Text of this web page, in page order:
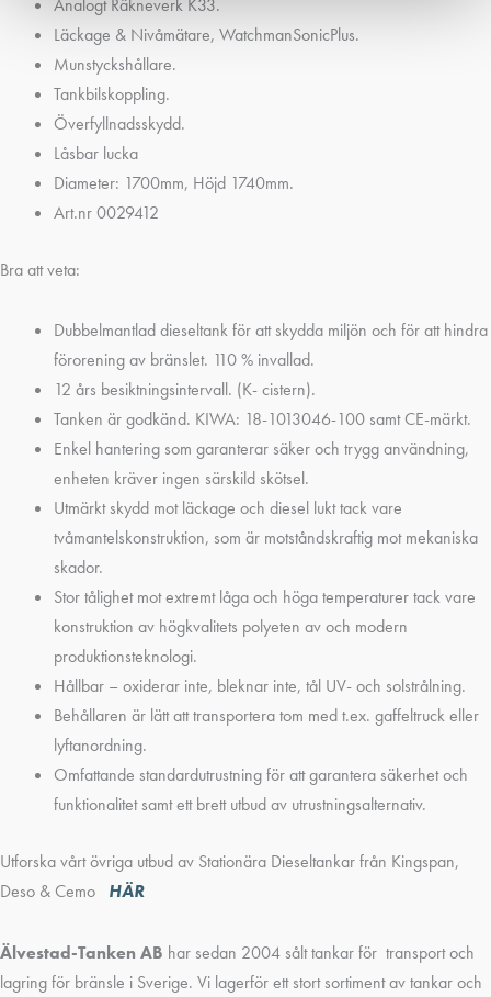
Analogt Räkneverk K33.
Läckage & Nivåmätare, WatchmanSonicPlus.
Munstyckshållare.
Tankbilskoppling.
Överfyllnadsskydd.
Låsbar lucka
Diameter: 1700mm, Höjd 1740mm.
Art.nr 0029412
Bra att veta:
Dubbelmantlad dieseltank för att skydda miljön och för att hindra
förorening av bränslet. 110 % invallad.
12 års besiktningsintervall. (K- cistern).
Tanken är godkänd. KIWA: 18-1013046-100 samt CE-märkt.
Enkel hantering som garanterar säker och trygg användning,
enheten kräver ingen särskild skötsel.
Utmärkt skydd mot läckage och diesel lukt tack vare
tvåmantelskonstruktion, som är motståndskraftig mot mekaniska
skador.
Stor tålighet mot extremt låga och höga temperaturer tack vare
konstruktion av högkvalitets polyeten av och modern
produktionsteknologi.
Hållbar – oxiderar inte, bleknar inte, tål UV- och solstrålning.
Behållaren är lätt att transportera tom med t.ex. gaffeltruck eller
lyftanordning.
Omfattande standardutrustning för att garantera säkerhet och
funktionalitet samt ett brett utbud av utrustningsalternativ.
Utforska vårt övriga utbud av Stationära Dieseltankar från Kingspan,
Deso & Cemo HÄR
Älvestad-Tanken AB har sedan 2004 sålt tankar för transport och
lagring för bränsle i Sverige. Vi lagerför ett stort sortiment av tankar och